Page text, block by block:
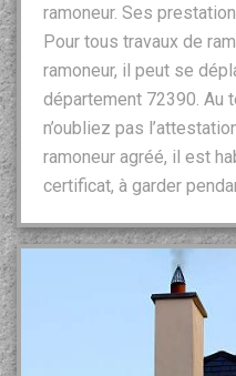
ramoneur. Ses
Pour tous travaux de
ramoneur, il peut se
département 72390. Au
n’oubliez pas
ramoneur agréé, il est
certificat, à garder